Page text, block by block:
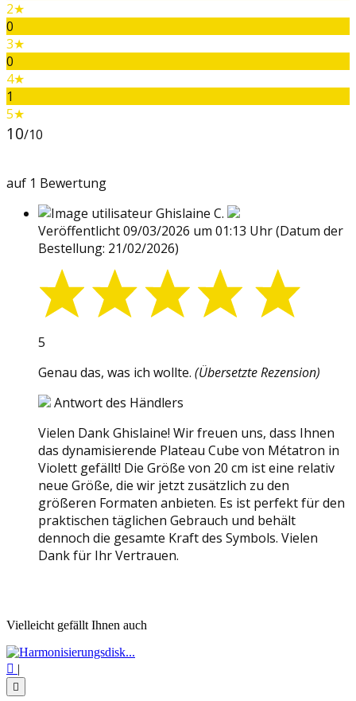
2★
0
3★
0
4★
1
5★
10/10
auf 1 Bewertung
Ghislaine C.
Veröffentlicht 09/03/2026 um 01:13 Uhr(Datum der
Bestellung: 21/02/2026)
5
Genau das, was ich wollte. (Übersetzte Rezension)
Antwort des Händlers
Vielen Dank Ghislaine! Wir freuen uns, dass Ihnen
das dynamisierende Plateau Cube von Métatron in
Violett gefällt! Die Größe von 20 cm ist eine relativ
neue Größe, die wir jetzt zusätzlich zu den
größeren Formaten anbieten. Es ist perfekt für den
praktischen täglichen Gebrauch und behält
dennoch die gesamte Kraft des Symbols. Vielen
Dank für Ihr Vertrauen.
Vielleicht gefällt Ihnen auch
 |
